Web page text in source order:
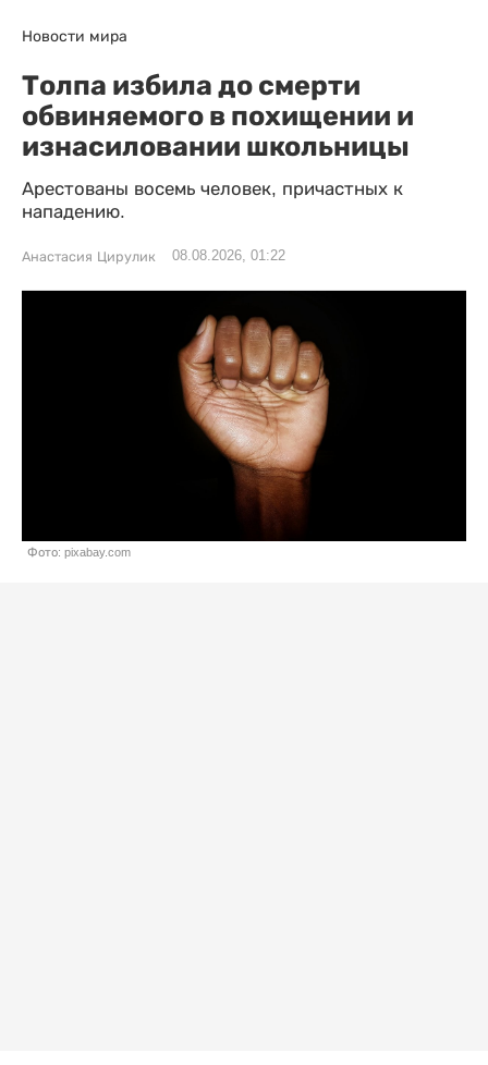
Новости мира
Толпа избила до смерти
обвиняемого в похищении и
изнасиловании школьницы
Арестованы восемь человек, причастных к
нападению.
Анастасия Цирулик 08.08.2026, 01:22
Фото: pixabay.com